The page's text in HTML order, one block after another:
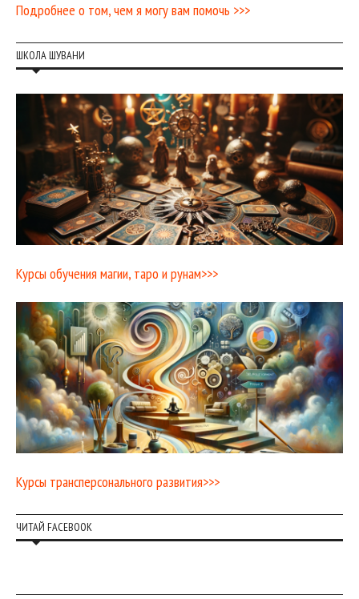
Подробнее о том, чем я могу вам помочь >>>
ШКОЛА ШУВАНИ
Курсы обучения магии, таро и рунам>>>
Курсы трансперсонального развития>>>
ЧИТАЙ FACEBOOK